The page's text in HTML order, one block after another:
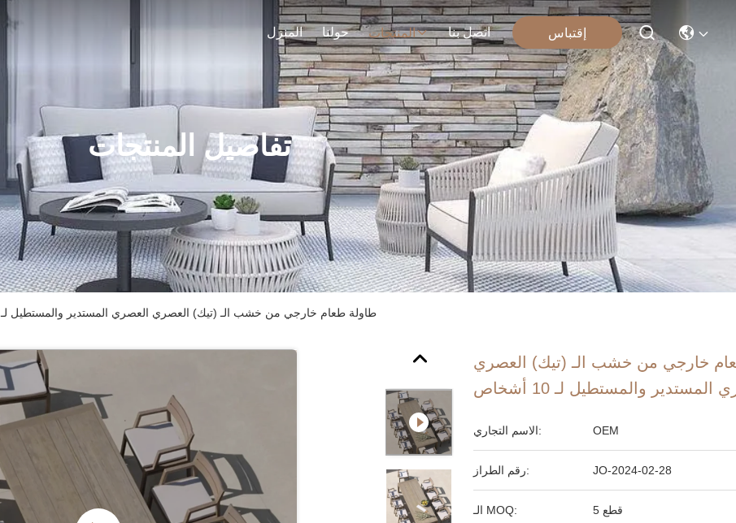
المنزل حولنا المنتجات اتصل بنا إقتباس
تفاصيل المنتجات
طاولة طعام خارجي من خشب الـ (تيك) العصري العصري المستدير والمستطيل لـ 10 أشخاص
خارجي من خشب الـ (تيك) العصري
المستدير والمستطيل لـ 10 أشخاص
الاسم التجاري: OEM
رقم الطراز: JO-2024-02-28
الـ MOQ: 5 قطع